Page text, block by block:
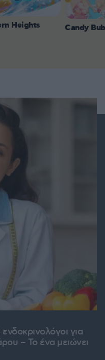
Heights Candy
για
– Το ένα μειώνει